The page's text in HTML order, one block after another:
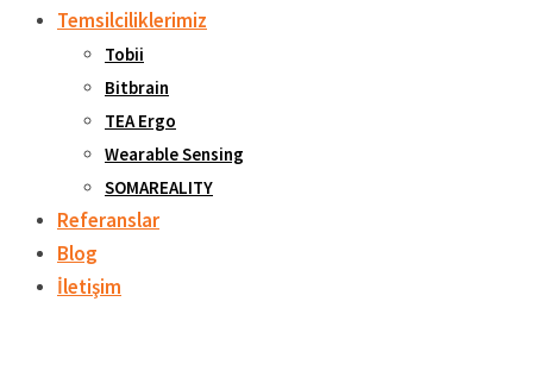
Temsilciliklerimiz
Tobii
Bitbrain
TEA Ergo
Wearable Sensing
SOMAREALITY
Referanslar
Blog
İletişim